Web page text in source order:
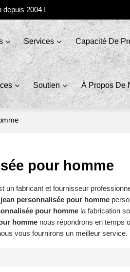
depuis 2004 !
Services Capacité De
Soutien À Propos De
pour homme
un fabricant et fournisseur
jean personnalisée pour homme
pour homme la fabrication
homme nous répondrons en temps
vous fournirons un meilleur service.